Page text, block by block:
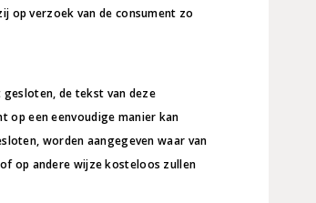
op verzoek van de consument zo
de tekst van deze
op een eenvoudige manier kan
worden aangegeven waar van
op andere wijze kosteloos zullen